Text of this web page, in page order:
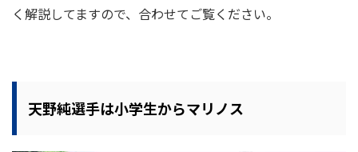
く解説してますので、 合わせてご覧ください。
天野純選手は小学生からマリノス